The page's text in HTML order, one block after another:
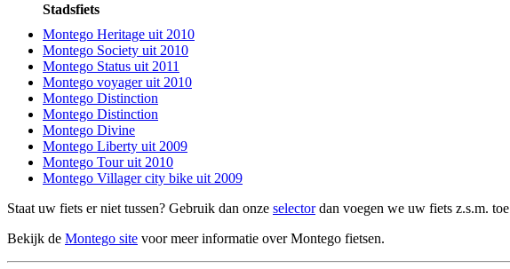
Stadsfiets
Montego Heritage uit 2010
Montego Society uit 2010
Montego Status uit 2011
Montego voyager uit 2010
Montego Distinction
Montego Distinction
Montego Divine
Montego Liberty uit 2009
Montego Tour uit 2010
Montego Villager city bike uit 2009
Staat uw fiets er niet tussen? Gebruik dan onze selectordan voegen we uw fiets z.s.m.
Bekijk de Montego site voor meer informatie over Montego fietsen.